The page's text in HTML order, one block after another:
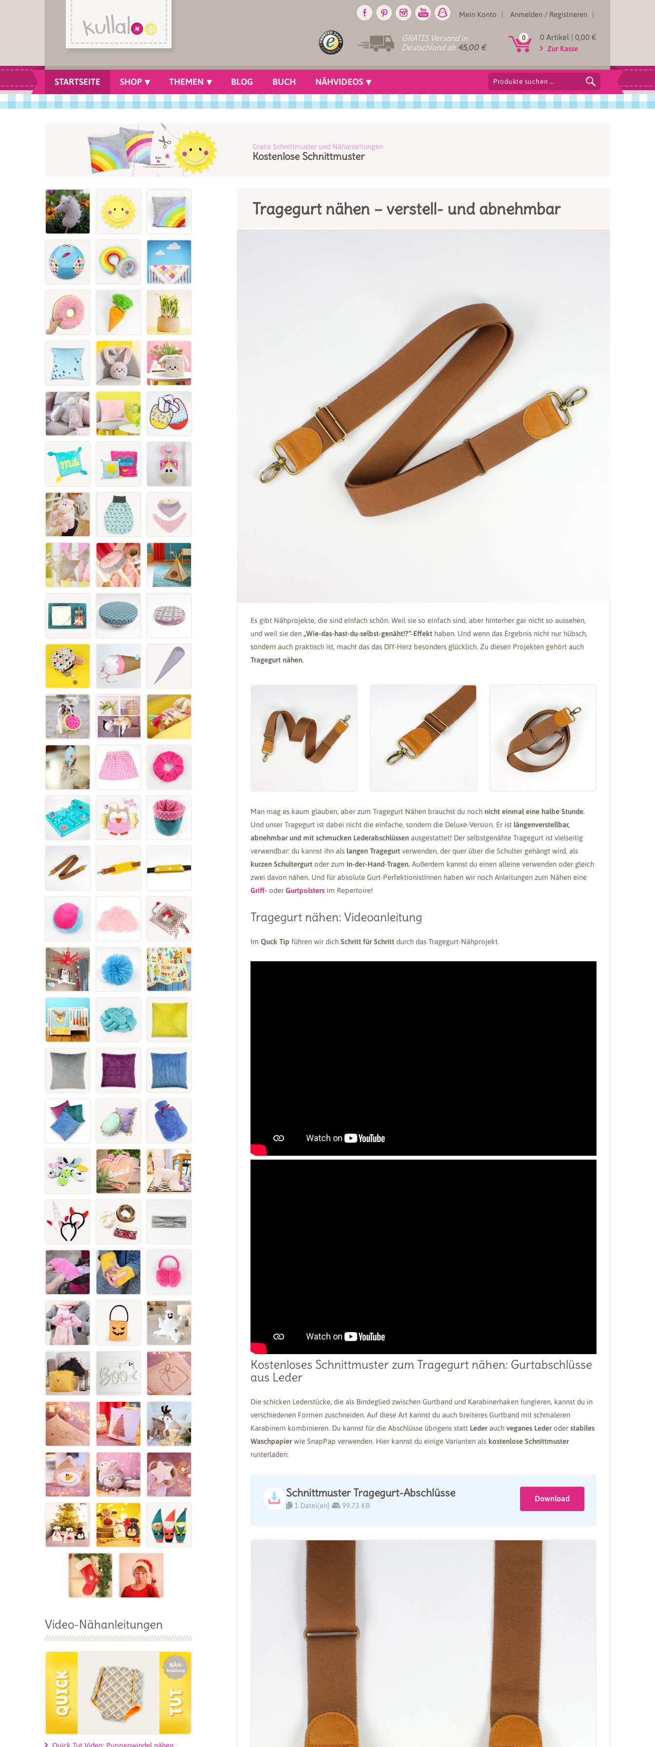
Mein Konto Anmelden / Registrieren
0 0 Artikel | 0,00 €
Zur Kasse
GRATIS Versand in
Deutschland ab 45,00 €
Suchen
nach:
STARTSEITE SHOP THEMEN BLOG BUCH NÄHVIDEOS
Gratis Schnittmuster und Nähanleitungen
Kostenlose Schnittmuster
Tragegurt nähen – verstell- und abnehmbar
Es gibt Nähprojekte, die sind einfach schön. Weil sie so einfach sind, aber hinterher gar nicht so aussehen,
und weil sie den„Wie-das-hast-du-selbst-genäht!?“-Effekt haben. Und wenn das Ergebnis nicht nur hübsch,
sondern auch praktisch ist, macht das das DIY-Herz besonders glücklich. Zu diesen Projekten gehört auch
Tragegurt nähen.
Man mag es kaum glauben, aber zum Tragegurt Nähen brauchst du noch nicht einmal eine halbe Stunde.
Und unser Tragegurt ist dabei nicht die einfache, sondern die Deluxe-Version. Er ist längenverstellbar,
abnehmbar und mit schmucken Lederabschlüssen ausgestattet! Der selbstgenähte Tragegurt ist vielseitig
verwendbar: du kannst ihn als langen Tragegurt verwenden, der quer über die Schulter gehängt wird, als
kurzen Schultergurt oder zum In-der-Hand-Tragen. Außerdem kannst du einen alleine verwenden oder gleich
zwei davon nähen. Und für absolute Gurt-PerfektionistInnen haben wir noch Anleitungen zum Nähen eine
Griff- oderGurtpolsters im Repertoire!
Tragegurt nähen: Videoanleitung
ImQuck Tip führen wir dichSchritt für Schritt durch das Tragegurt-Nähprojekt.
Kostenloses Schnittmuster zum Tragegurt nähen: Gurtabschlüsse
aus Leder
Die schicken Lederstücke, die als Bindeglied zwischen Gurtband und Karabinerhaken fungieren, kannst du in
verschiedenen Formen zuschneiden. Auf diese Art kannst du auch breiteres Gurtband mit schmaleren
Karabinern kombinieren. Du kannst für die Abschlüsse übrigens statt Lederauchveganes Lederoderstabiles
Waschpapierwie SnapPap verwenden. Hier kannst du einige Varianten als kostenlose Schnittmuster
runterladen:
Schnittmuster Tragegurt-Abschlüsse
1 Datei(en) 99.73 KB
Download
Video-Nähanleitungen
Quick Tut Video: Puppenwindel nähen